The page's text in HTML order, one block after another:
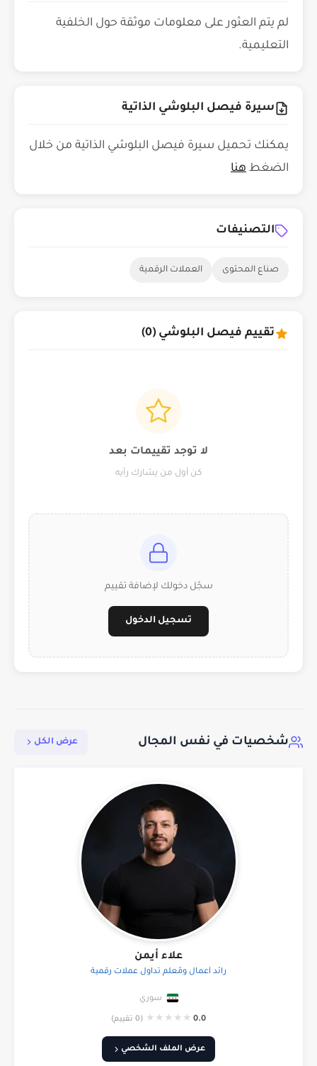
لم يتم العثور على معلومات موثقة حول الخلفية
التعليمية.
سيرة فيصل البلوشي الذاتية
يمكنك تحميل سيرة فيصل البلوشي الذاتية من خلال
الضغط هنا
التصنيفات
صناع المحتوى العملات الرقمية
تقييم فيصل البلوشي (0)
لا توجد تقييمات بعد
كن أول من يشارك رأيه
سجّل دخولك لإضافة تقييم
تسجيل الدخول
شخصيات في نفس المجال عرض الكل
علاء أيمن
رائد أعمال ومُعلّم تداول عملات رقمية
سوري
0.0
★
★
★
★
★ (0 تقييم)
عرض الملف الشخصي